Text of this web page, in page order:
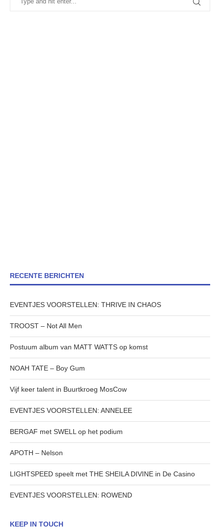
RECENTE BERICHTEN
EVENTJES VOORSTELLEN: THRIVE IN CHAOS
TROOST – Not All Men
Postuum album van MATT WATTS op komst
NOAH TATE – Boy Gum
Vijf keer talent in Buurtkroeg MosCow
EVENTJES VOORSTELLEN: ANNELEE
BERGAF met SWELL op het podium
APOTH – Nelson
LIGHTSPEED speelt met THE SHEILA DIVINE in De Casino
EVENTJES VOORSTELLEN: ROWEND
KEEP IN TOUCH